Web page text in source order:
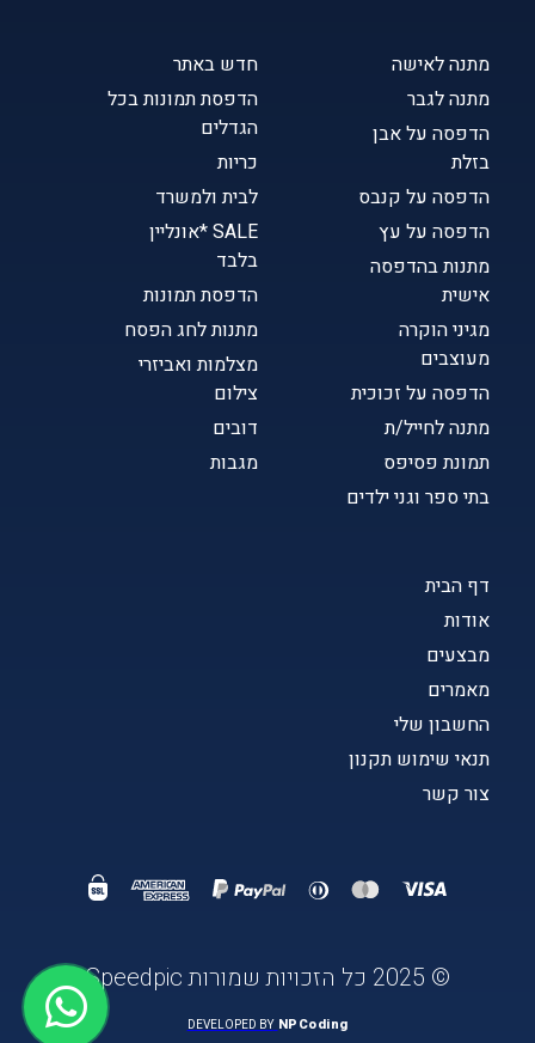
דף הבית
אודות
מבצעים
מאמרים
החשבון שלי
תנאי שימוש תקנון
צור קשר
מתנה לאישה
מתנה לגבר
הדפסה על אבן
בזלת
הדפסה על קנבס
הדפסה על עץ
מתנות בהדפסה
אישית
מגיני הוקרה
מעוצבים
הדפסה על זכוכית
מתנה לחייל/ת
תמונת פסיפס
בתי ספר וגני ילדים
חדש באתר
הדפסת תמונות בכל
הגדלים
כריות
לבית ולמשרד
SALE *אונליין
בלבד
הדפסת תמונות
מתנות לחג הפסח
מצלמות ואביזרי
צילום
דובים
מגבות
© 2025 כל הזכויות שמורות Speedpic
NPCoding
DEVELOPED BY